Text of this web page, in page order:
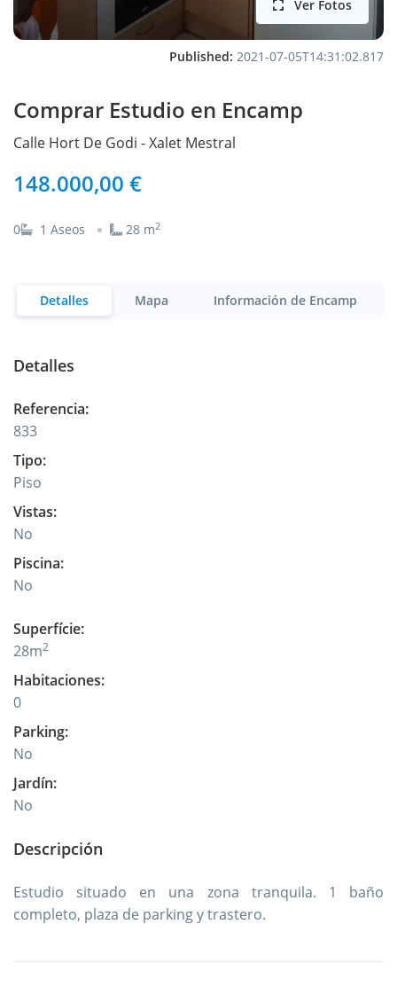
Ver Fotos
Published: 2021-07-05T14:31:02.817
Comprar Estudio en Encamp
Calle Hort De Godi - Xalet Mestral
148.000,00 €
0 1 Aseos 28 m2
Detalles Mapa Información de Encamp
Detalles
Referencia:
833
Tipo:
Piso
Vistas:
No
Piscina:
No
Superfície:
28m2
Habitaciones:
0
Parking:
No
Jardín:
No
Descripción
Estudio situado en una zona tranquila. 1 baño
completo, plaza de parking y trastero.